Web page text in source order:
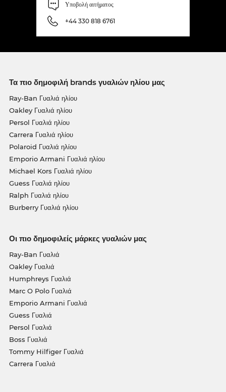
Υποβολή αιτήματος
+44 330 818 6761
Τα πιο δημοφιλή brands γυαλιών ηλίου μας
Ray-Ban Γυαλιά ηλίου
Oakley Γυαλιά ηλίου
Persol Γυαλιά ηλίου
Carrera Γυαλιά ηλίου
Polaroid Γυαλιά ηλίου
Emporio Armani Γυαλιά ηλίου
Michael Kors Γυαλιά ηλίου
Guess Γυαλιά ηλίου
Ralph Γυαλιά ηλίου
Burberry Γυαλιά ηλίου
Οι πιο δημοφιλείς μάρκες γυαλιών μας
Ray-Ban Γυαλιά
Oakley Γυαλιά
Humphreys Γυαλιά
Marc O Polo Γυαλιά
Emporio Armani Γυαλιά
Guess Γυαλιά
Persol Γυαλιά
Boss Γυαλιά
Tommy Hilfiger Γυαλιά
Carrera Γυαλιά